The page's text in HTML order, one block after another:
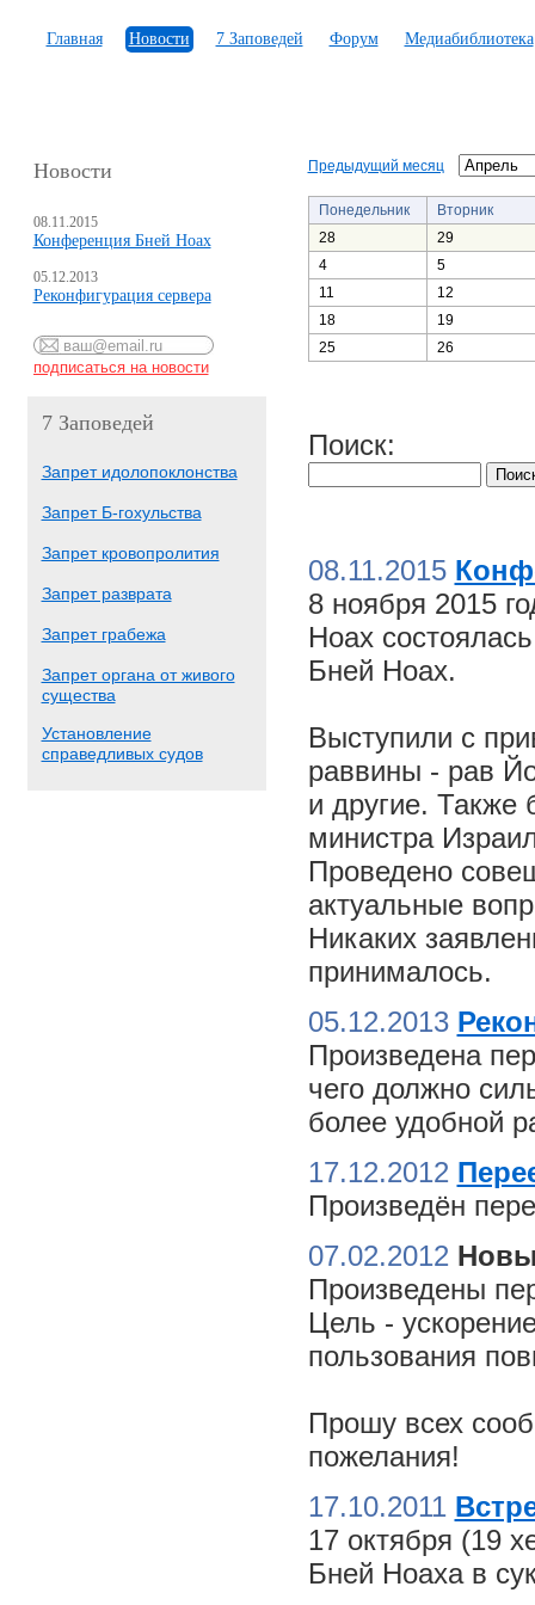
Главная Новости 7 Заповедей Форум Медиабиблиотека
Новости
08.11.2015
Конференция Бней Ноах
05.12.2013
Реконфигурация сервера
7 Заповедей
Запрет идолопоклонства
Запрет Б-гохульства
Запрет кровопролития
Запрет разврата
Запрет грабежа
Запрет органа от живого
существа
Установление
справедливых судов
Предыдущий месяц
Понедельник
Вторник
28
29
4
5
11
12
18
19
25
26
Поиск:
08.11.2015
8 ноября 2015
Ноах
Бней Ноах.
Выступили с
раввины - рав
и другие. Также
министра
Проведено
актуальные
Никаких
принималось.
05.12.2013
Произведена
чего должно
более удобной
17.12.2012
Произведён
07.02.2012
Произведены
Цель -
пользования
Прошу всех
пожелания!
17.10.2011
17 октября (19
Бней Ноаха в